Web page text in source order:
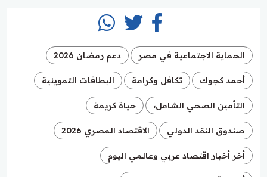
الحماية الاجتماعية في مصر دعم رمضان 2026
أحمد كجوك تكافل وكرامة البطاقات التموينية
التأمين الصحي الشامل، حياة كريمة
صندوق النقد الدولي الاقتصاد المصري 2026
أخر أخبار اقتصاد عربي وعالمي اليوم